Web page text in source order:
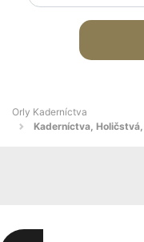
Orly Kaderníctva
Kaderníctva,